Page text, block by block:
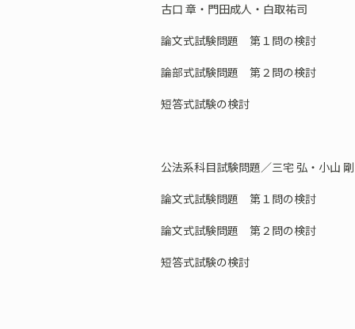
古口 章・門田成人・白取祐司
論文式試験問題 第１問の検討
論部式試験問題 第２問の検討
短答式試験の検討
公法系科目試験問題／三宅 弘・小山
論文式試験問題 第１問の検討
論文式試験問題 第２問の検討
短答式試験の検討